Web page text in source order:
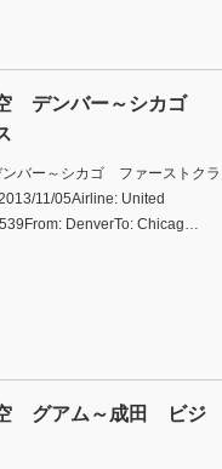
デンバー～シカゴ
バー～シカゴ ファーストクラ
11/05Airline: United
DenverTo: Chicag…
グアム～成田 ビジ